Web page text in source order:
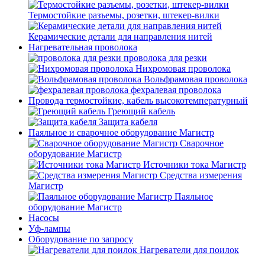
Термостойкие разъемы, розетки, штекер-вилки
Керамические детали для направления нитей
Нагревательная проволока
проволока для резки
Нихромовая проволока
Вольфрамовая проволока
фехралевая проволока
Провода термостойкие, кабель высокотемпературный
Греющий кабель
Защита кабеля
Паяльное и сварочное оборудование Магистр
Сварочное
оборудование Магистр
Источники тока Магистр
Средства измерения
Магистр
Паяльное
оборудование Магистр
Насосы
Уф-лампы
Оборудование по запросу
Нагреватели для поилок